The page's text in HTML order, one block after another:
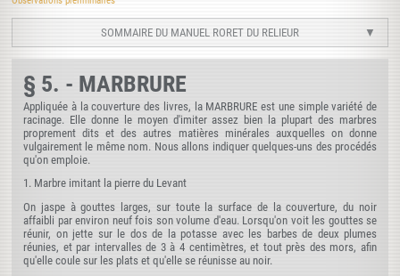
SOMMAIRE DU MANUEL RORET DU RELIEUR
§ 5. - MARBRURE
Appliquée à la couverture des livres, la MARBRURE est une simple variété de
racinage. Elle donne le moyen d'imiter assez bien la plupart des marbres
proprement dits et des autres matières minérales auxquelles on donne
vulgairement le même nom. Nous allons indiquer quelques-uns des procédés
qu'on emploie.
1. Marbre imitant la pierre du Levant
On jaspe à gouttes larges, sur toute la surface de la couverture, du noir
affaibli par environ neuf fois son volume d'eau. Lorsqu'on voit les gouttes se
réunir, on jette sur le dos de la potasse avec les barbes de deux plumes
réunies, et par intervalles de 3 à 4 centimètres, et tout près des mors, afin
qu'elle coule sur les plats et qu'elle se réunisse au noir.